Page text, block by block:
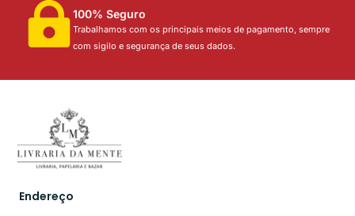
100% Seguro
Trabalhamos com os principais meios de pagamento, sempre
com sigilo e segurança de seus dados.
Endereço